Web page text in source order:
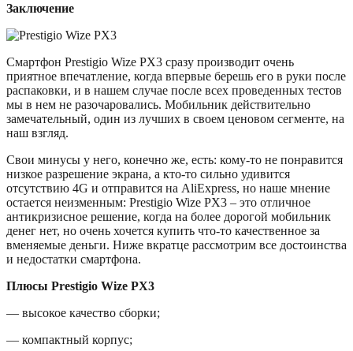
Заключение
Смартфон Prestigio Wize PX3 сразу производит очень
приятное впечатление, когда впервые берешь его в руки после
распаковки, и в нашем случае после всех проведенных тестов
мы в нем не разочаровались. Мобильник действительно
замечательный, один из лучших в своем ценовом сегменте, на
наш взгляд.
Свои минусы у него, конечно же, есть: кому-то не понравится
низкое разрешение экрана, а кто-то сильно удивится
отсутствию 4G и отправится на AliExpress, но наше мнение
остается неизменным: Prestigio Wize PX3 – это отличное
антикризисное решение, когда на более дорогой мобильник
денег нет, но очень хочется купить что-то качественное за
вменяемые деньги. Ниже вкратце рассмотрим все достоинства
и недостатки смартфона.
Плюсы Prestigio Wize PX3
— высокое качество сборки;
— компактный корпус;